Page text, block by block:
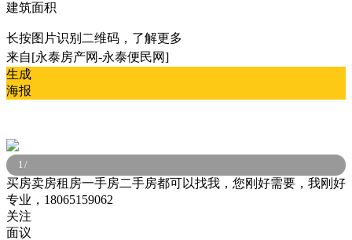
建筑面积
长按图片识别二维码，了解更多
来自[永泰房产网-永泰便民网]
生成
海报
1/
买房卖房租房一手房二手房都可以找我，您刚好需要，我刚好
专业，18065159062
关注
面议